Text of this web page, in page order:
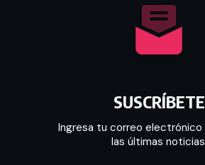
SUSCRÍBETE
Ingresa tu correo electrónico
las últimas